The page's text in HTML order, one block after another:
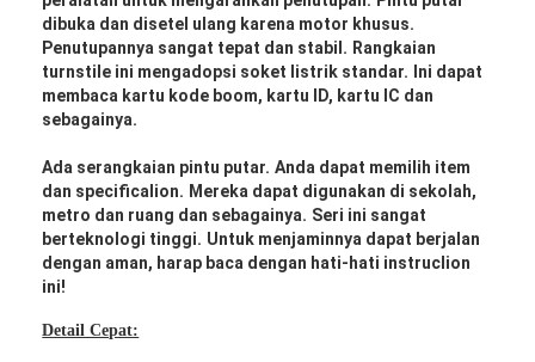
dibuka dan disetel ulang karena motor khusus.
Penutupannya sangat tepat dan stabil. Rangkaian
turnstile ini mengadopsi soket listrik standar.
Ini dapat
membaca kartu kode boom, kartu ID, kartu IC dan
sebagainya.
Ada serangkaian pintu putar. Anda dapat memilih item
dan specificalion. Mereka dapat digunakan di sekolah,
metro dan ruang dan sebagainya. Seri ini sangat
berteknologi tinggi. Untuk menjaminnya dapat berjalan
dengan aman, harap baca dengan hati-hati instruclion
ini!
Detail Cepat: